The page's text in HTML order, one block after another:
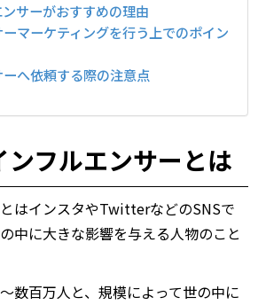
サーがおすすめの理由
マーケティングを行う上でのポイン
へ依頼する際の注意点
ンフルエンサーとは
はインスタやTwitterなどのSNSで
中に大きな影響を与える人物のこと
数百万人と、規模によって世の中に